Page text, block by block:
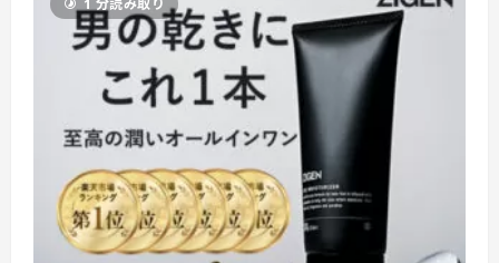
–
あ
な
た
の
バ
ス
イ
ム
を、
ラ
グ
ジ
ュ
ア
リ